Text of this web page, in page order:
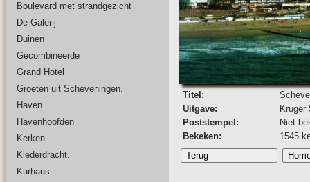
Boulevard met strandgezicht
De Galerij
Duinen
Gecombineerde
Grand Hotel
Groeten uit Scheveningen.
Haven
Havenhoofden
Kerken
Klederdracht.
Kurhaus
Titel:
Uitgave:
Kruger
Poststempel:
Niet
Bekeken:
1545